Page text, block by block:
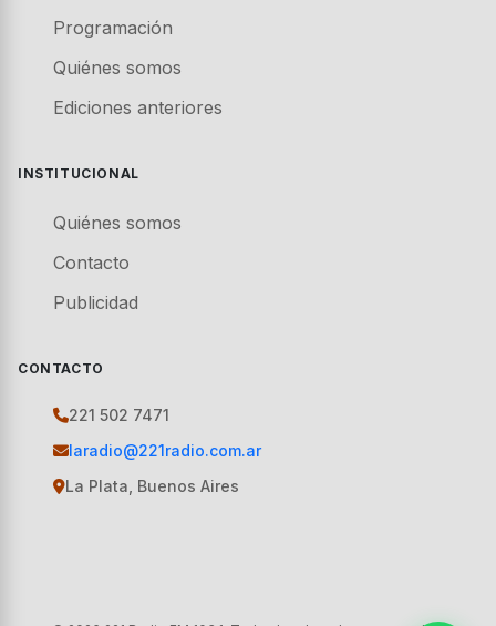
Programación
Quiénes somos
Ediciones anteriores
INSTITUCIONAL
Quiénes somos
Contacto
Publicidad
CONTACTO
221 502 7471
laradio@221radio.com.ar
La Plata, Buenos Aires